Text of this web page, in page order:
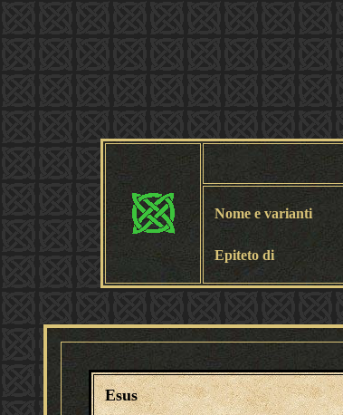
Nome e varianti
Epiteto di
Esus